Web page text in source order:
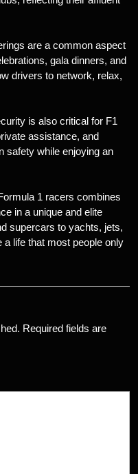
are a common aspect
gala dinners, and
drivers to network, relax,
is also critical for F1
assistance, and
safety while enjoying an
1 racers combines
in a unique and elite
supercars to yachts, jets,
life that most people only
Required fields are